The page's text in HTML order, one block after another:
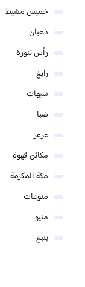
خميس مشيط
ذهبان
رأس تنورة
رابغ
سيهات
ضبا
عرعر
مكائن قهوة
مكة المكرمة
منوعات
منيو
ينبع